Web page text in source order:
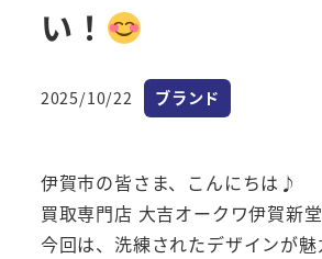
い！
投稿日
2025/10/22 カテゴリー
ブランド
伊賀市の皆さま、こんにちは♪
買取専門店 大吉オークワ伊賀新
今回は、洗練されたデザインが